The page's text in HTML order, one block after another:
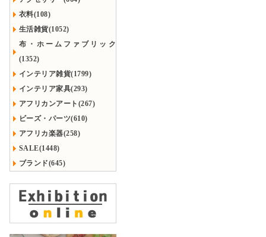
衣料(108)
生活雑貨(1052)
布・ホームファブリック
(1352)
インテリア雑貨(1799)
インテリア家具(293)
アフリカンアート(267)
ビーズ・パーツ(610)
アフリカ楽器(258)
SALE(1448)
ブランド(645)